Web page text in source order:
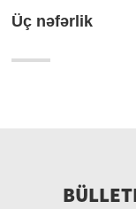
Üç nəfərlik